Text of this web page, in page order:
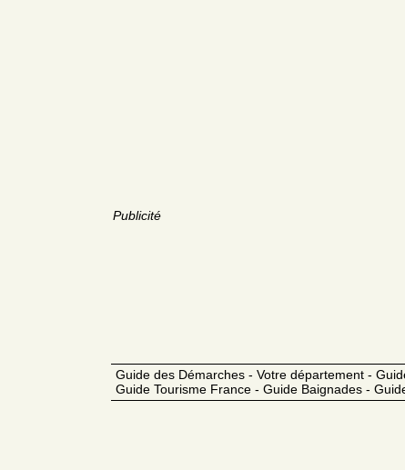
Publicité
Guide des Démarches - Votre département -
Guide Tourisme France - Guide Baignades -